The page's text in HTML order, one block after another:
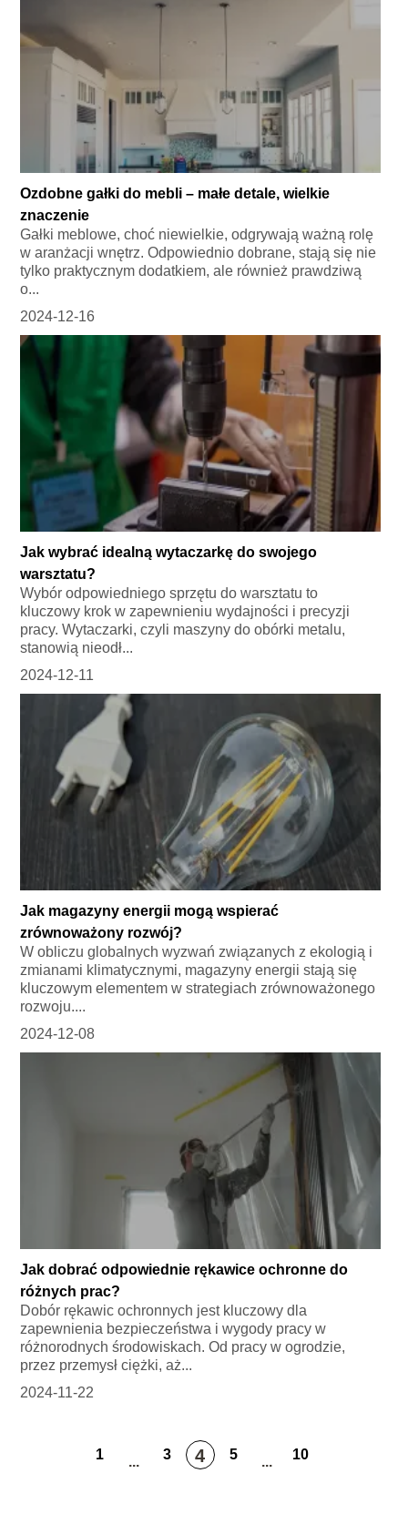
Ozdobne gałki do mebli – małe detale, wielkie
znaczenie
Gałki meblowe, choć niewielkie, odgrywają ważną rolę
w aranżacji wnętrz. Odpowiednio dobrane, stają się nie
tylko praktycznym dodatkiem, ale również prawdziwą
o...
2024-12-16
Jak wybrać idealną wytaczarkę do swojego
warsztatu?
Wybór odpowiedniego sprzętu do warsztatu to
kluczowy krok w zapewnieniu wydajności i precyzji
pracy. Wytaczarki, czyli maszyny do obórki metalu,
stanowią nieodł...
2024-12-11
Jak magazyny energii mogą wspierać
zrównoważony rozwój?
W obliczu globalnych wyzwań związanych z ekologią i
zmianami klimatycznymi, magazyny energii stają się
kluczowym elementem w strategiach zrównoważonego
rozwoju....
2024-12-08
Jak dobrać odpowiednie rękawice ochronne do
różnych prac?
Dobór rękawic ochronnych jest kluczowy dla
zapewnienia bezpieczeństwa i wygody pracy w
różnorodnych środowiskach. Od pracy w ogrodzie,
przez przemysł ciężki, aż...
2024-11-22
1 ... 3 4 5 ... 10